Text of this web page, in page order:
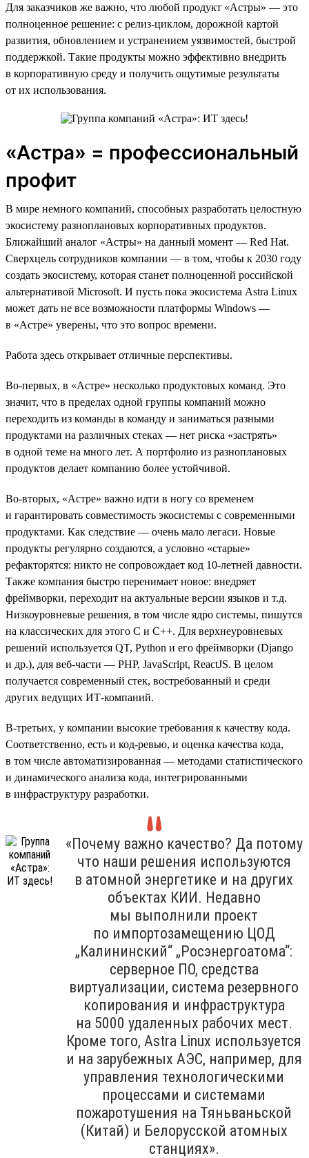
Для заказчиков же важно, что любой продукт «Астры» — это
полноценное решение: с релиз-циклом, дорожной картой
развития, обновлением и устранением уязвимостей, быстрой
поддержкой. Такие продукты можно эффективно внедрить
в корпоративную среду и получить ощутимые результаты
от их использования.
«Астра» = профессиональный
профит
В мире немного компаний, способных разработать целостную
экосистему разноплановых корпоративных продуктов.
Ближайший аналог «Астры» на данный момент — Red Hat.
Сверхцель сотрудников компании — в том, чтобы к 2030 году
создать экосистему, которая станет полноценной российской
альтернативой Microsoft. И пусть пока экосистема Astra Linux
может дать не все возможности платформы Windows —
в «Астре» уверены, что это вопрос времени.
Работа здесь открывает отличные перспективы.
Во-первых, в «Астре» несколько продуктовых команд. Это
значит, что в пределах одной группы компаний можно
переходить из команды в команду и заниматься разными
продуктами на различных стеках — нет риска «застрять»
в одной теме на много лет. А портфолио из разноплановых
продуктов делает компанию более устойчивой.
Во-вторых, «Астре» важно идти в ногу со временем
и гарантировать совместимость экосистемы с современными
продуктами. Как следствие — очень мало легаси. Новые
продукты регулярно создаются, а условно «старые»
рефакторятся: никто не сопровождает код 10-летней давности.
Также компания быстро перенимает новое: внедряет
фреймворки, переходит на актуальные версии языков и т.д.
Низкоуровневые решения, в том числе ядро системы, пишутся
на классических для этого С и C++. Для верхнеуровневых
решений используется QT, Python и его фреймворки (Django
и др.), для веб-части — PHP, JavaScript, ReactJS. В целом
получается современный стек, востребованный и среди
других ведущих ИТ-компаний.
В-третьих, у компании высокие требования к качеству кода.
Соответственно, есть и код-ревью, и оценка качества кода,
в том числе автоматизированная — методами статистического
и динамического анализа кода, интегрированными
в инфраструктуру разработки.
«Почему важно качество? Да потому
что наши решения используются
в атомной энергетике и на других
объектах КИИ. Недавно
мы выполнили проект
по импортозамещению ЦОД
„Калининский“ „Росэнергоатома“:
серверное ПО, средства
виртуализации, система резервного
копирования и инфраструктура
на 5000 удаленных рабочих мест.
Кроме того, Astra Linux используется
и на зарубежных АЭС, например, для
управления технологическими
процессами и системами
пожаротушения на Тяньваньской
(Китай) и Белорусской атомных
станциях».